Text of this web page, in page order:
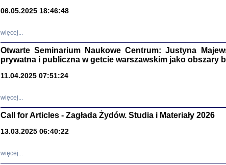
06.05.2025 18:46:48
więcej...
Otwarte Seminarium Naukowe Centrum: Justyna
prywatna i publiczna w getcie warszawskim jako obszary
11.04.2025 07:51:24
więcej...
Call for Articles - Zagłada Żydów. Studia i Materiały 2026
13.03.2025 06:40:22
więcej...